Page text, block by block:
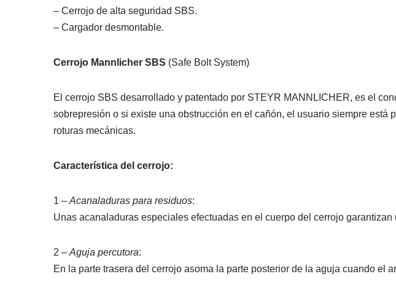
– Cerrojo de alta seguridad SBS.
– Cargador desmontable.
Cerrojo Mannlicher SBS (Safe Bolt System)
El cerrojo SBS desarrollado y patentado por STEYR MANNLICHER, es el
sobrepresión o si existe una obstrucción en el cañón, el usuario siempre
roturas mecánicas.
Característica del cerrojo:
1 – Acanaladuras para residuos:
Unas acanaladuras especiales efectuadas en el cuerpo del cerrojo
2 – Aguja percutora:
En la parte trasera del cerrojo asoma la parte posterior de la aguja cuando el